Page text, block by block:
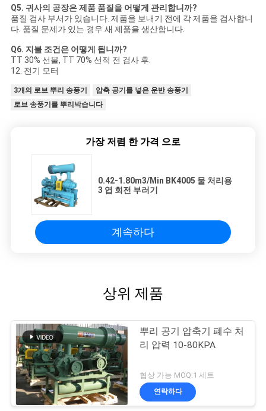
Q5. 귀사의 공장은 제품 품질을 어떻게 관리합니까?
품질 검사 부서가 있습니다. 제품을 보내기 전에 각 제품을 검사합니
다. 품질 문제가 있는 경우 새 제품을 생산합니다.
Q6. 지불 조건은 어떻게 됩니까?
TT 30% 선불, TT 70% 선적 전 검사 후.
12. 전기 모터
3개의 로브 뿌리 송풍기
압축 공기를 넣은 운반 송풍기
로브 송풍기를 뿌리박습니다
가장 저렴 한 가격 으로
0.42-1.80m3/Min BK4005 물 처리용
3 엽 회전 부러기
계속하다
상위 제품
뿌리 공기 압축기 폐수 처
리 압력 10-80KPA
협상 가능 MOQ:1 세트
연락하다